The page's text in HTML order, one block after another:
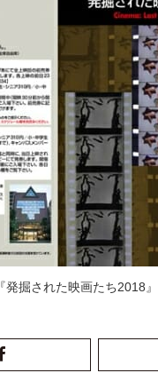
『発掘された映画たち2018